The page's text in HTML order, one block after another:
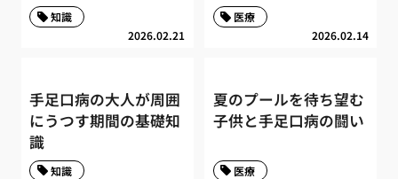
2026.02.21
知識
2026.02.14
医療
手足口病の大人が周囲
にうつす期間の基礎知
識
知識
夏のプールを待ち望む
子供と手足口病の闘い
医療